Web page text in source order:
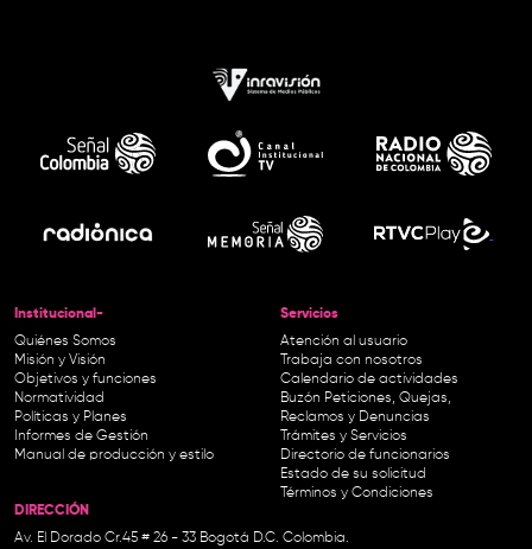
Institucional-
Quiénes Somos
Misión y Visión
Objetivos y funciones
Normatividad
Políticas y Planes
Informes de Gestión
Manual de producción y estilo
Servicios
Atención al usuario
Trabaja con nosotros
Calendario de actividades
Buzón Peticiones, Quejas,
Reclamos y Denuncias
Trámites y Servicios
Directorio de funcionarios
Estado de su solicitud
Términos y Condiciones
DIRECCIÓN
Av. El Dorado Cr.45 # 26 - 33 Bogotá D.C. Colombia.